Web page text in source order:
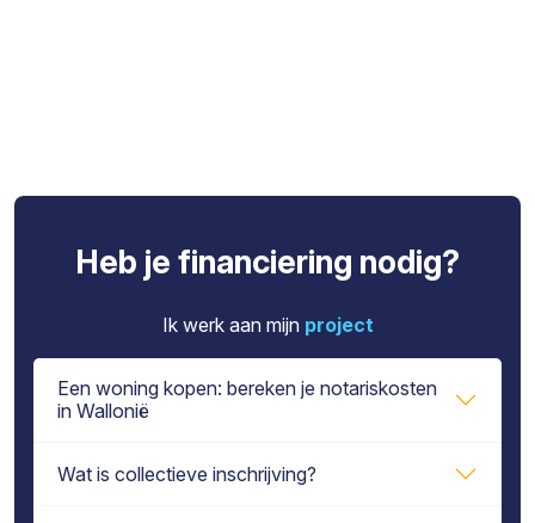
Heb je financiering nodig?
Ik werk aan mijn project
Een woning kopen: bereken je notariskosten
in Wallonië
Wat is collectieve inschrijving?